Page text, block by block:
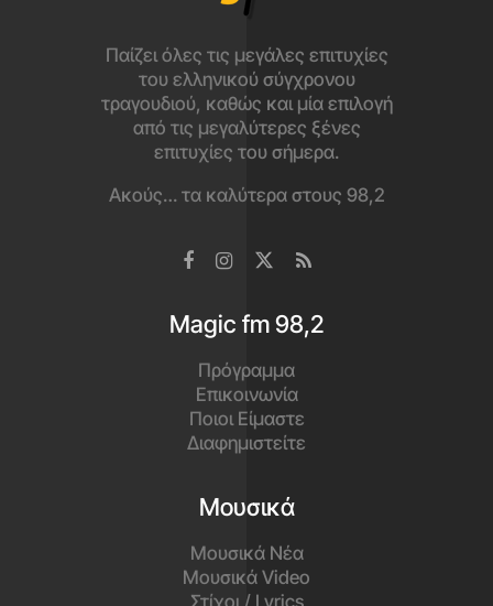
Παίζει όλες τις μεγάλες επιτυχίες
του ελληνικού σύγχρονου
τραγουδιού, καθώς και μία επιλογή
από τις μεγαλύτερες ξένες
επιτυχίες του σήμερα.
Ακούς… τα καλύτερα στους 98,2
Magic fm 98,2
Πρόγραμμα
Επικοινωνία
Ποιοι Είμαστε
Διαφημιστείτε
Μουσικά
Μουσικά Νέα
Μουσικά Video